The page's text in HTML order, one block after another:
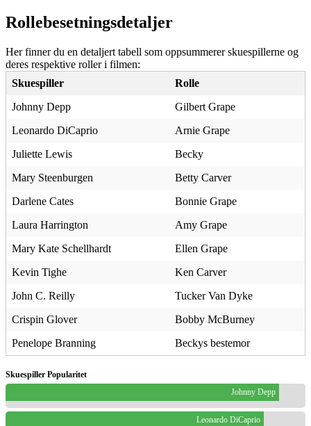
Rollebesetningsdetaljer
Her finner du en detaljert tabell som oppsummerer skuespillerne og
deres respektive roller i filmen:
Skuespiller
Rolle
Johnny Depp
Gilbert Grape
Leonardo DiCaprio
Arnie Grape
Juliette Lewis
Becky
Mary Steenburgen
Betty Carver
Darlene Cates
Bonnie Grape
Laura Harrington
Amy Grape
Mary Kate Schellhardt
Ellen Grape
Kevin Tighe
Ken Carver
John C. Reilly
Tucker Van Dyke
Crispin Glover
Bobby McBurney
Penelope Branning
Beckys bestemor
Skuespiller Popularitet
Johnny Depp
Leonardo DiCaprio